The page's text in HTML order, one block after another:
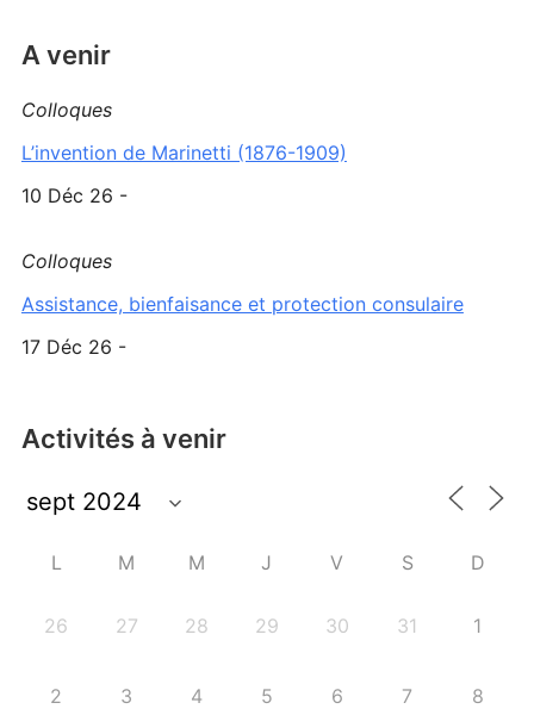
A venir
Colloques
L’invention de Marinetti (1876-1909)
10 Déc 26 -
Colloques
Assistance, bienfaisance et protection consulaire
17 Déc 26 -
Activités à venir
L M M J V S D
26 27 28 29 30 31 1
2 3 4 5 6 7 8